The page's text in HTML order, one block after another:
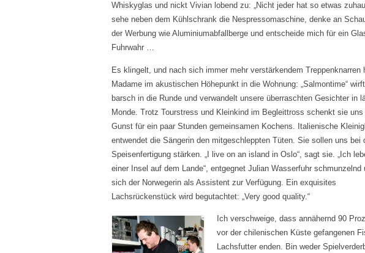
Whiskyglas und nickt Vivian lobend zu: „Nicht jeder hat so etwas
sehe neben dem Kühlschrank die Nespressomaschine, denke an
der Werbung wie Aluminiumabfallberge und entscheide mich für ein
Fuhrwahr …
Es klingelt, und nach sich immer mehr verstärkendem Treppenknarren
Madame im akustischen Höhepunkt in die Wohnung: „Salmontime“
barsch in die Runde und verwandelt unsere überraschten Gesichter in
Monde. Trotz Tourstress und Kleinkind im Begleittross schenkt sie uns
Gunst für ein paar Stunden gemeinsamen Kochens. Italienische
entwendet die Sängerin den mitgeschleppten Tüten. Sie sollen uns bei
Speisenfertigung stärken. „I live on an island in Oslo“, sagt sie. „Ich
einer Insel auf dem Lande“, entgegnet Julian Wasserfuhr schmunzelnd
sich der Norwegerin als Assistent zur Verfügung. Ein exquisites
Lachsrückenstück wird begutachtet: „Very good quality.“
Ich verschweige, dass annähernd 90
vor der chilenischen Küste gefangenen
Lachsfutter enden. Bin weder